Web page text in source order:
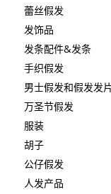
蕾丝假发
发饰品
发条配件&发条
手织假发
男士假发和假发发
万圣节假发
服装
胡子
公仔假发
人发产品